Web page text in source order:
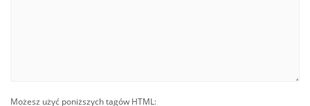
Możesz użyć poniższych tagów HTML: